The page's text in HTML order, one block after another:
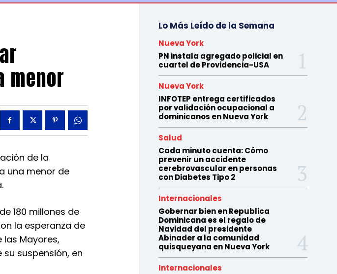
menor
de la
una menor de
180 millones de
la esperanza de
Mayores,
suspensión, en
Lo Más Leído de la Semana
Nueva York
PN instala agregado policial en
cuartel de Providencia-USA
Nueva York
INFOTEP entrega certificados
por validación ocupacional a
dominicanos en Nueva York
Salud
Cada minuto cuenta: Cómo
prevenir un accidente
cerebrovascular en personas
con Diabetes Tipo 2
Internacionales
Gobernar bien en Republica
Dominicana es el regalo de
Navidad del presidente
Abinader a la comunidad
quisqueyana en Nueva York
Internacionales